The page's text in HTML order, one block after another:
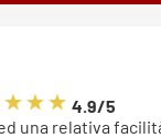
4.9/5
una relativa